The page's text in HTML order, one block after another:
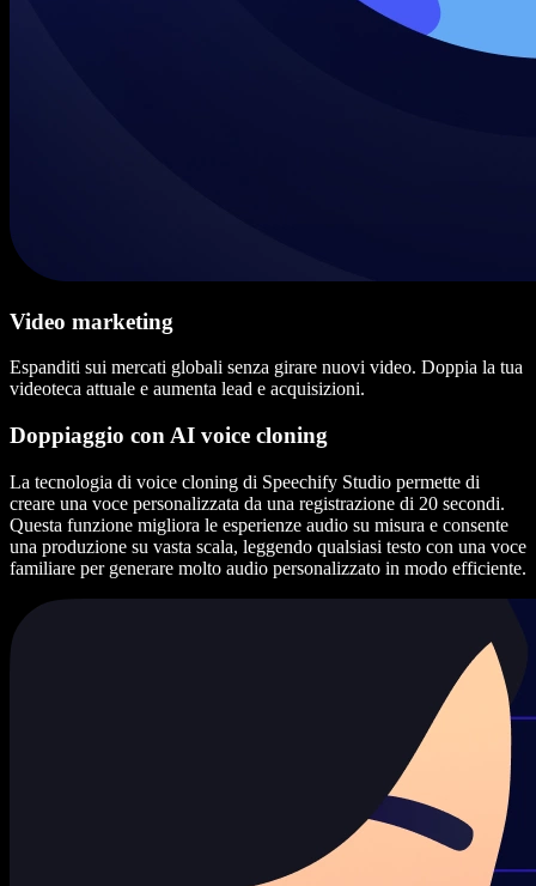
Video marketing
Espanditi sui mercati globali senza girare nuovi video. Doppia la tua
videoteca attuale e aumenta lead e acquisizioni.
Doppiaggio con AI voice cloning
La tecnologia di voice cloning di Speechify Studio permette di
creare una voce personalizzata da una registrazione di 20 secondi.
Questa funzione migliora le esperienze audio su misura e consente
una produzione su vasta scala, leggendo qualsiasi testo con una voce
familiare per generare molto audio personalizzato in modo efficiente.